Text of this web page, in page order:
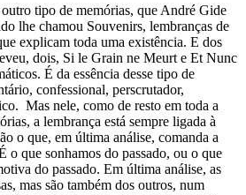
tipo de memórias, que André Gide
lhe chamou Souvenirs, lembranças de
explicam toda uma existência. E dos
dois, Si le Grain ne Meurt e Et Nunc
É da essência desse tipo de
confessional, perscrutador,
Mas nele, como de resto em toda a
a lembrança está sempre ligada à
o que, em última análise, comanda a
o que sonhamos do passado, ou o que
do passado. Em última análise, as
mas são também dos outros, num